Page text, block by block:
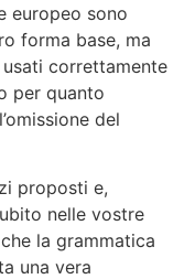
europeo sono
forma base, ma
correttamente
per quanto
del
proposti e,
nelle vostre
la grammatica
una vera